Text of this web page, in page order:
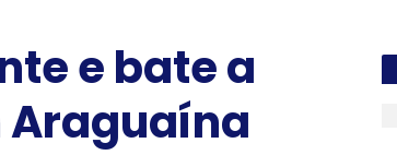
e bate a
Araguaína